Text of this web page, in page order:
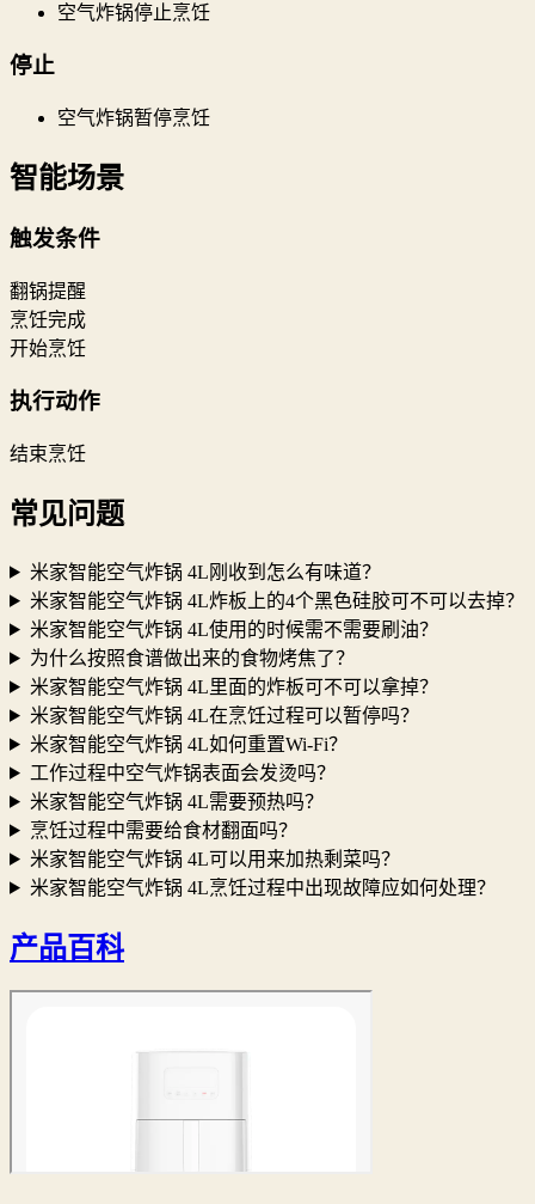
空气炸锅停止烹饪
停止
空气炸锅暂停烹饪
智能场景
触发条件
翻锅提醒
烹饪完成
开始烹饪
执行动作
结束烹饪
常见问题
米家智能空气炸锅 4L刚收到怎么有味道？
米家智能空气炸锅 4L炸板上的4个黑色硅胶可不可以去掉？
米家智能空气炸锅 4L使用的时候需不需要刷油？
为什么按照食谱做出来的食物烤焦了？
米家智能空气炸锅 4L里面的炸板可不可以拿掉？
米家智能空气炸锅 4L在烹饪过程可以暂停吗？
米家智能空气炸锅 4L如何重置Wi-Fi？
工作过程中空气炸锅表面会发烫吗？
米家智能空气炸锅 4L需要预热吗？
烹饪过程中需要给食材翻面吗？
米家智能空气炸锅 4L可以用来加热剩菜吗？
米家智能空气炸锅 4L烹饪过程中出现故障应如何处理？
产品百科